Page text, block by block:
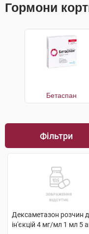
Гормони
Бетаспан
Фільтри
Дексаметазон розчин
ін'єкцій 4 мг/мл 1 мл 5